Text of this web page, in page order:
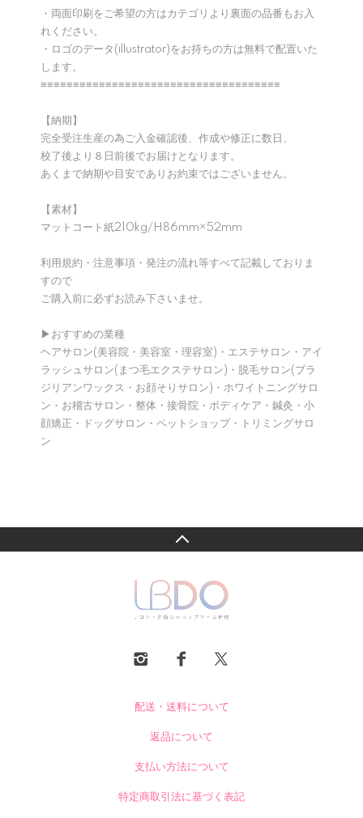
・両面印刷をご希望の方はカテゴリより裏面の品番もお入
れください。
・ロゴのデータ(illustrator)をお持ちの方は無料で配置いた
します。
≡≡≡≡≡≡≡≡≡≡≡≡≡≡≡≡≡≡≡≡≡≡≡≡≡≡≡≡≡≡≡≡≡≡≡≡≡
【納期】
完全受注生産の為ご入金確認後、作成や修正に数日、
校了後より８日前後でお届けとなります。
あくまで納期や目安でありお約束ではございません。
【素材】
マットコート紙210kg/H86mm×52mm
利用規約・注意事項・発注の流れ等すべて記載しておりま
すので
ご購入前に必ずお読み下さいませ。
▶︎おすすめの業種
ヘアサロン(美容院・美容室・理容室)・エステサロン・アイ
ラッシュサロン(まつ毛エクステサロン)・脱毛サロン(ブラ
ジリアンワックス・お顔そりサロン)・ホワイトニングサロ
ン・お稽古サロン・整体・接骨院・ボディケア・鍼灸・小
顔矯正・ドッグサロン・ペットショップ・トリミングサロ
ン
配送・送料について
返品について
支払い方法について
特定商取引法に基づく表記